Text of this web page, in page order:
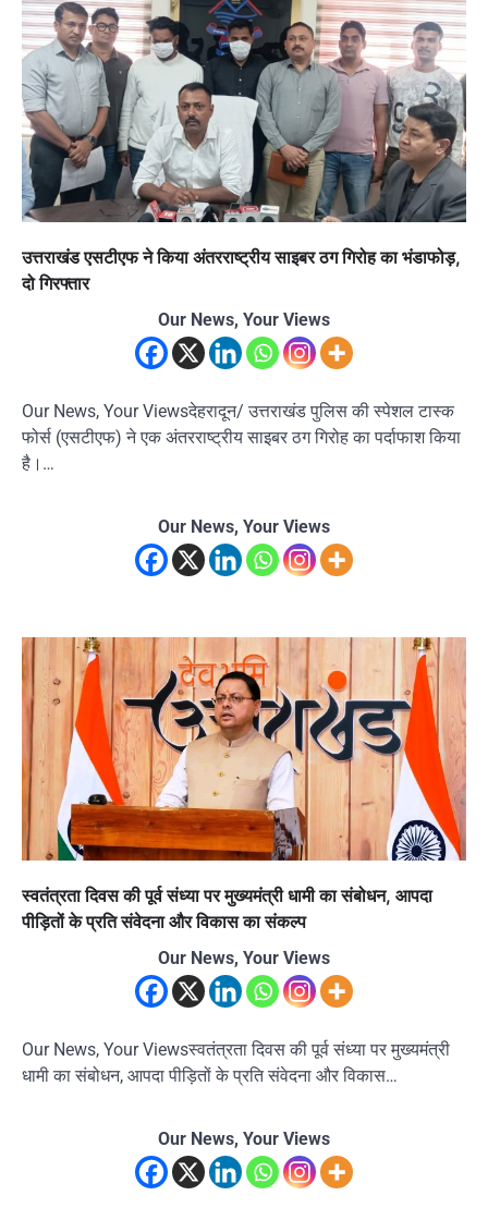
उत्तराखंड एसटीएफ ने किया अंतरराष्ट्रीय साइबर ठग गिरोह का भंडाफोड़,
दो गिरफ्तार
Our News, Your Views
Our News, Your Viewsदेहरादून/ उत्तराखंड पुलिस की स्पेशल टास्क
फोर्स (एसटीएफ) ने एक अंतरराष्ट्रीय साइबर ठग गिरोह का पर्दाफाश किया
है।…
Our News, Your Views
स्वतंत्रता दिवस की पूर्व संध्या पर मुख्यमंत्री धामी का संबोधन, आपदा
पीड़ितों के प्रति संवेदना और विकास का संकल्प
Our News, Your Views
Our News, Your Viewsस्वतंत्रता दिवस की पूर्व संध्या पर मुख्यमंत्री
धामी का संबोधन, आपदा पीड़ितों के प्रति संवेदना और विकास…
Our News, Your Views